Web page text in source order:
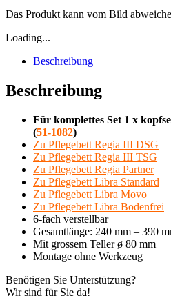
Das Produkt kann vom Bild
Loading...
Beschreibung
Beschreibung
Für komplettes Set 1 x
(51-1082)
Zu Pflegebett Regia III DSG
Zu Pflegebett Regia III TSG
Zu Pflegebett Regia Partner
Zu Pflegebett Libra Standard
Zu Pflegebett Libra Movo
Zu Pflegebett Libra Bodenfrei
6-fach verstellbar
Gesamtlänge: 240 mm – 390
Mit grossem Teller ø 80 mm
Montage ohne Werkzeug
Benötigen Sie Unterstützung?
Wir sind für Sie da!